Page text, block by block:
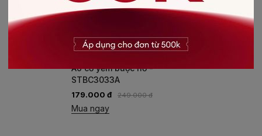
AO-CO-YEM-BUOC-
Áo cổ yếm buộc nơ -
STBC3033A
179.000 đ 249.000 đ
Mua ngay